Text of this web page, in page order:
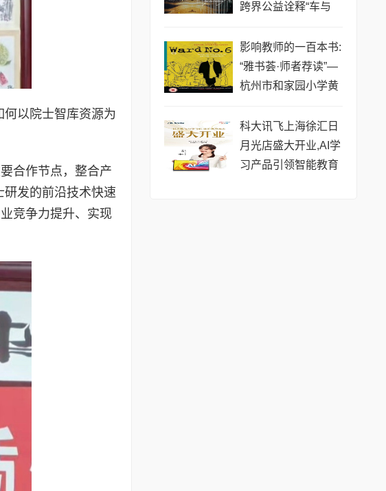
何以院士智库资源为
合作节点，整合产
研发的前沿技术快速
竞争力提升、实现
跨界公益诠释“车与
影响教师的一百本书:
“雅书荟·师者荐读”—
杭州市和家园小学黄
房》
科大讯飞上海徐汇日
月光店盛大开业,AI学
习产品引领智能教育